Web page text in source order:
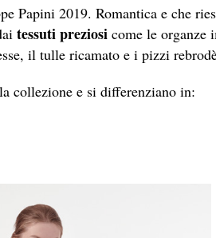
Papini 2019. Romantica e che
tessuti preziosi come le organze
il tulle ricamato e i pizzi
collezione e si differenziano in: